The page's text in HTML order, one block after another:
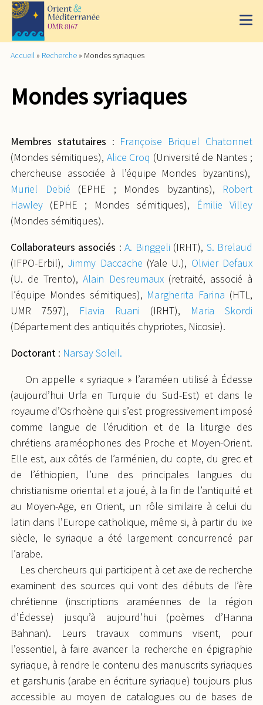
Accueil » Recherche » Mondes syriaques
Mondes syriaques
Membres statutaires : Françoise Briquel Chatonnet
(Mondes sémitiques), Alice Croq (Université de Nantes ;
chercheuse associée à l’équipe Mondes byzantins),
Muriel Debié (EPHE ; Mondes byzantins), Robert
Hawley (EPHE ; Mondes sémitiques), Émilie Villey
(Mondes sémitiques).
Collaborateurs associés :A. Binggeli (IRHT), S. Brelaud
(IFPO-Erbil), Jimmy Daccache (Yale U.), Olivier Defaux
(U. de Trento),Alain Desreumaux (retraité, associé à
l’équipe Mondes sémitiques), Margherita Farina (HTL,
UMR 7597), Flavia Ruani (IRHT), Maria
Skordi
(Département des antiquités chypriotes, Nicosie).
Doctorant : NarsaySoleil.
On appelle « syriaque » l’araméen utilisé à Édesse
(aujourd’hui Urfa en Turquie du Sud-Est) et dans le
royaume d’Osrhoène qui s’est progressivement imposé
comme langue de l’érudition et de la liturgie des
chrétiens araméophones des Proche et Moyen-Orient.
Elle est, aux côtés de l’arménien, du copte, du grec et
de l’éthiopien, l’une des principales langues du
christianisme oriental et a joué, à la fin de l’antiquité et
au Moyen-Age, en Orient, un rôle similaire à celui du
latin dans l’Europe catholique, même si, à partir du ixe
siècle, le syriaque a été largement concurrencé par
l’arabe.
Les chercheurs qui participent à cet axe de recherche
examinent des sources qui vont des débuts de l’ère
chrétienne (inscriptions araméennes de la région
d’Édesse) jusqu’à aujourd’hui (poèmes d’Hanna
Bahnan). Leurs travaux communs visent, pour
l’essentiel, à faire avancer la recherche en épigraphie
syriaque, à rendre le contenu des manuscrits syriaques
et garshunis (arabe en écriture syriaque) toujours plus
accessible au moyen de catalogues ou de bases de